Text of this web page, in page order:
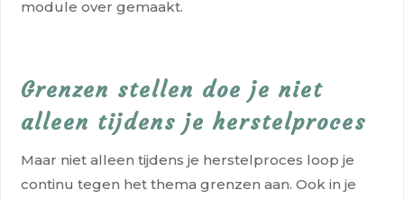
module over gemaakt.
Grenzen stellen doe je niet
alleen tijdens je herstelproces
Maar niet alleen tijdens je herstelproces loop je
continu tegen het thema grenzen aan. Ook in je